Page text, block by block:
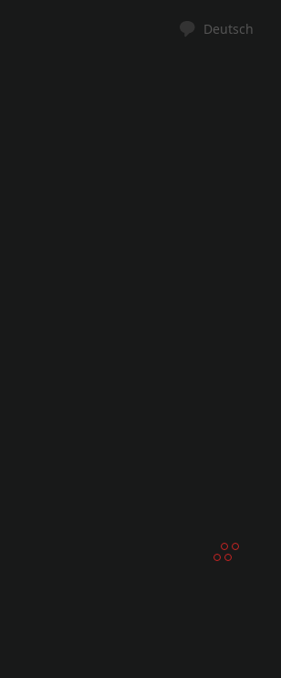
Deutsch